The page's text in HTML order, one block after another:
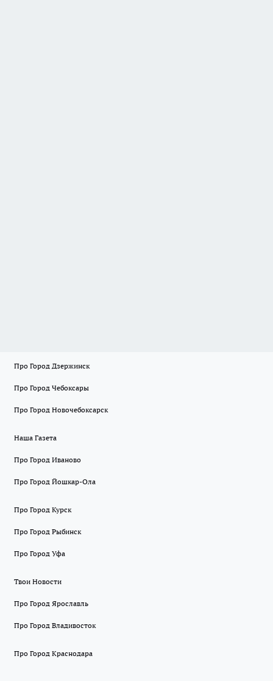
Про Город Дзержинск
Про Город Чебоксары
Про Город Новочебоксарск
Наша Газета
Про Город Иваново
Про Город Йошкар-Ола
Про Город Курск
Про Город Рыбинск
Про Город Уфа
Твои Новости
Про Город Ярославль
Про Город Владивосток
Про Город Краснодара